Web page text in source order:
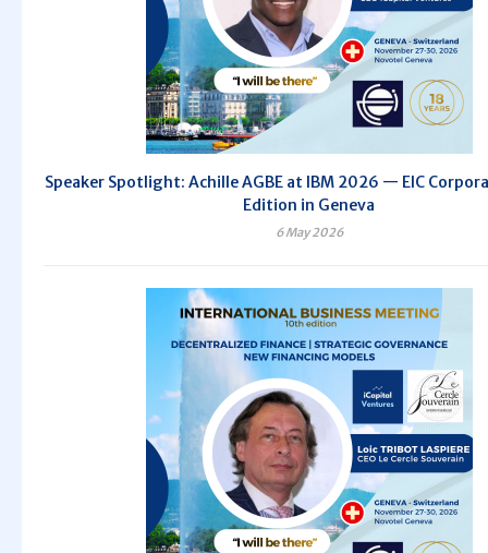
Speaker Spotlight: Achille AGBE at IBM 2026 — EIC
Edition in Geneva
6 May 2026